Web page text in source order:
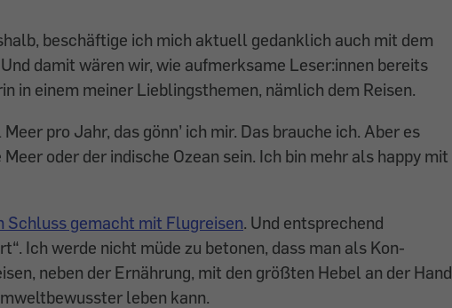
beschäftige ich mich ak­tuell gedanklich auch mit dem
damit wären wir, wie aufmerksame Leser:innen bereits
in einem meiner Lieb­lingsthemen, nämlich dem Reisen.
Meer pro Jahr, das gönn’ ich mir. Das brauche ich. Aber es
oder der indische Ozean sein. Ich bin mehr als happy mit
Schluss ge­macht mit Flugreisen. Und entsprechend
Ich werde nicht müde zu betonen, dass man als Kon­
neben der Ernährung, mit den größten Hebel an der Hand
leben kann.